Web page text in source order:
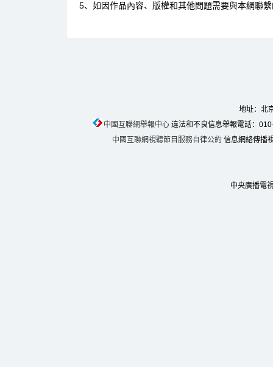
5、如因作品內容、版權和其他問題需要與本網聯
地址：北
中國互聯網舉報中心違法和不良信息舉報電話：
中國互聯網視聽節目服務自律公約 信息網絡傳播
中央廣播電